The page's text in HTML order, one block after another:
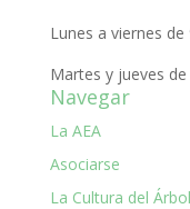
Lunes a viernes de
Martes y jueves
Navegar
La AEA
Asociarse
La Cultura del Árbol